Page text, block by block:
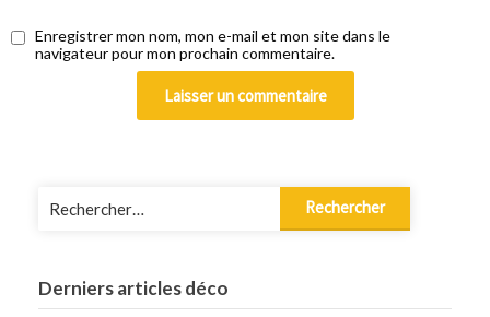
Enregistrer mon nom, mon e-mail et mon site dans le
navigateur pour mon prochain commentaire.
Derniers articles déco